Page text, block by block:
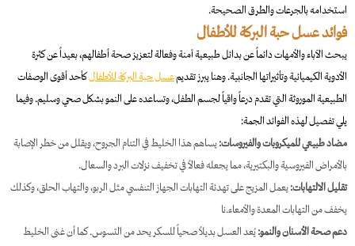
استخدامه بالجرعات والطرق الصحيحة.
فوائد عسل حبة البركة للأطفال
يبحث الآباء والأمهات دائماً عن بدائل طبيعية آمنة وفعالة لتعزيز صحة أطفالهم، بعيداً عن كثرة
الأدوية الكيميائية وتأثيراتها الجانبية. وهنا يبرز تقديمعسل حبة البركة للأطفالكأحد أقوى الوصفات
الطبيعية الموروثة التي تقدم درعاً واقياً لجسم الطفل، وتساعده على النمو بشكل صحي وسليم. وفيما
يلي تفصيل لهذه الفوائد الجمة:
مضاد طبيعي للميكروبات والفيروسات:يساهم هذا الخليط في التئام الجروح، ويقلل من خطر الإصابة
بالأمراض الفيروسية والبكتيرية، مما يجعله فعالاً في تخفيف نزلات البرد والسعال.
تقليل الالتهابات:يعمل المزيج على تهدئة التهابات الجهاز التنفسي مثل الربو، والتهاب الحلق، وكذلك
يخفف من التهابات المعدة والأمعاء.نا
دعم صحة الأسنان والنمو:يُعد العسل بديلاً صحياً للسكر يحد من التسوس. كما أن غنى الخليط